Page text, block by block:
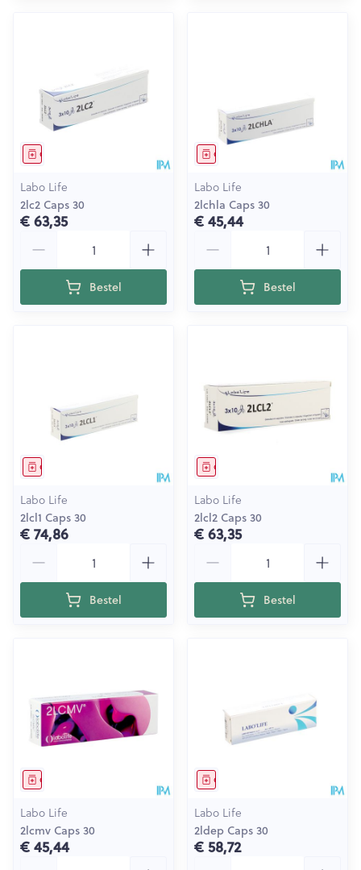
Geneesmiddel
Labo Life
2lc2 Caps 30
€ 63,35
Bestel
Geneesmiddel
Labo Life
2lchla Caps 30
€ 45,44
Bestel
Geneesmiddel
Labo Life
2lcl1 Caps 30
€ 74,86
Bestel
Geneesmiddel
Labo Life
2lcl2 Caps 30
€ 63,35
Bestel
Geneesmiddel
Labo Life
2lcmv Caps 30
€ 45,44
Geneesmiddel
Labo Life
2ldep Caps 30
€ 58,72